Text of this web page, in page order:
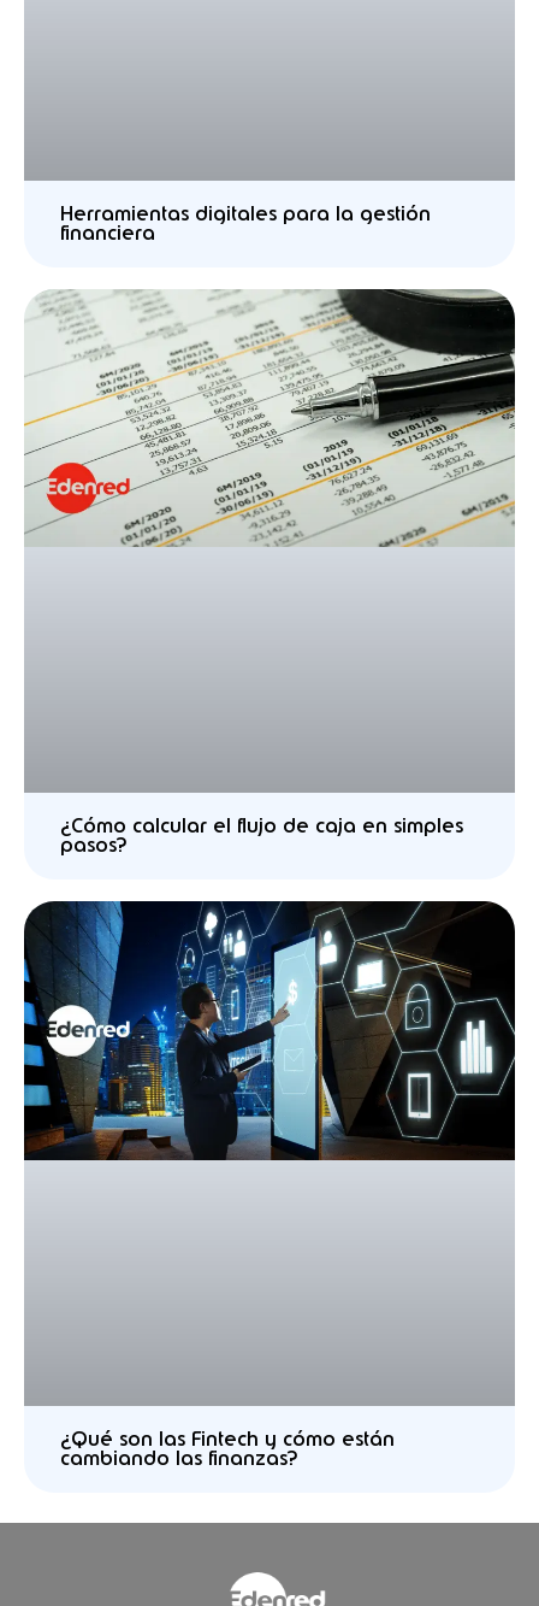
Herramientas digitales para la gestión
financiera
¿Cómo calcular el flujo de caja en simples
pasos?
¿Qué son las Fintech y cómo están
cambiando las finanzas?